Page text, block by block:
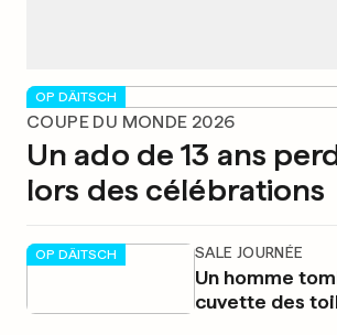
OP DÄITSCH
COUPE DU MONDE 2026
Un ado de 13 ans
lors des célébrations
OP DÄITSCH SALE JOURNÉE
Un homme
cuvette des